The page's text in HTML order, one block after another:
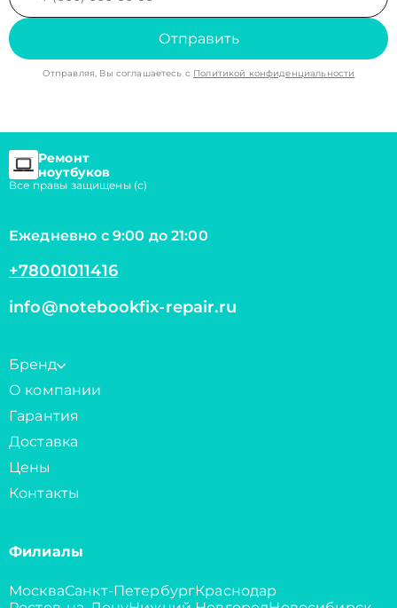
Отправить
Отправляя, Вы соглашаетесь с Политикой конфиденциальности
Ремонт
ноутбуков
Все правы защищены (с)
Ежедневно с 9:00 до 21:00
+78001011416
info@notebookfix-repair.ru
Бренд
О компании
Гарантия
Доставка
Цены
Контакты
Филиалы
МоскваСанкт-ПетербургКраснодар